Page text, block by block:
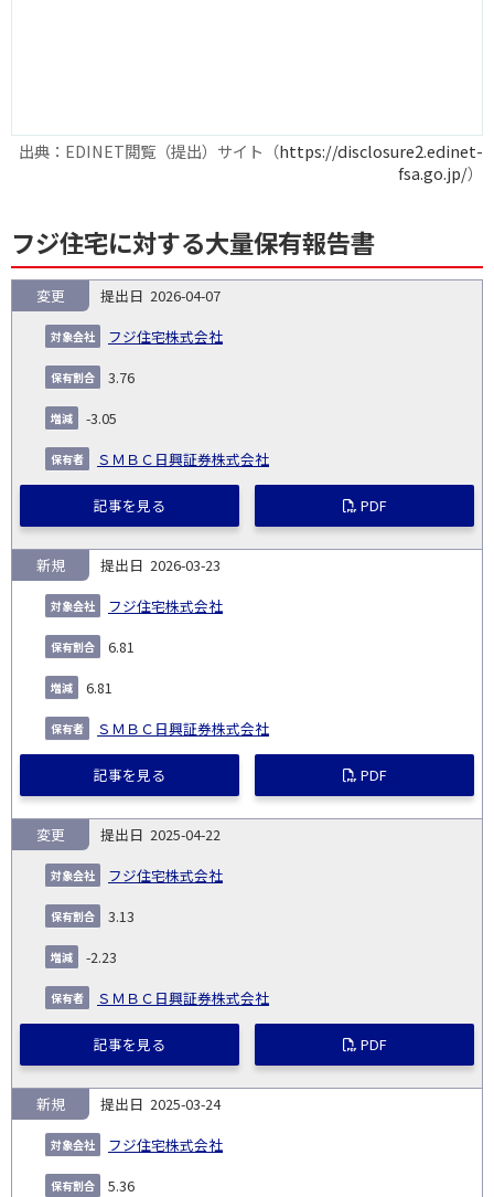
出典：EDINET閲覧（提出）サイト（https://disclosure2.edinet-
fsa.go.jp/）
フジ住宅に対する大量保有報告書
NO.
告
義
務
発
生
日
提
日
証券
対
2026-04-07
フジ住宅株式会社
変更
3.76
-3.05
ＳＭＢＣ日興証券株式会社
記事を見る PDF
2026-03-23
フジ住宅株式会社
新規
6.81
6.81
ＳＭＢＣ日興証券株式会社
記事を見る PDF
2025-04-22
フジ住宅株式会社
変更
3.13
-2.23
ＳＭＢＣ日興証券株式会社
記事を見る PDF
2025-03-24
フジ住宅株式会社
新規
5.36